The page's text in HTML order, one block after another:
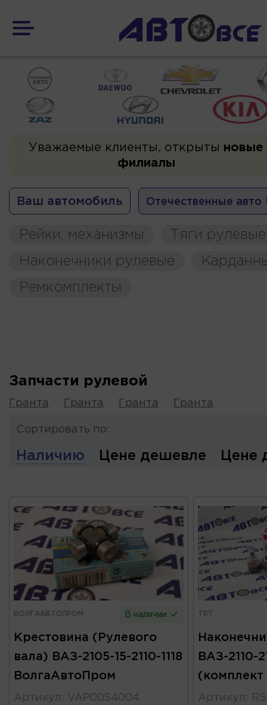
Уважаемые клиенты, открыты новые
филиалы
Ваш автомобиль Отечественные авто
Рейки, механизмы
Тяги рулевые
Наконечники рулевые
Ремкомплекты
Запчасти рулевой
Гранта Гранта Гранта Гранта
Сортировать по:
Наличию Цене дешевле Цене
ВОЛГААВТОПРОМ В наличии
Крестовина (Рулевого
вала) ВАЗ-2105-15-2110-1118
ВолгаАвтоПром
Артикул : VAP0054004
TRT
ВАЗ-2110-
(комплект
Артикул :